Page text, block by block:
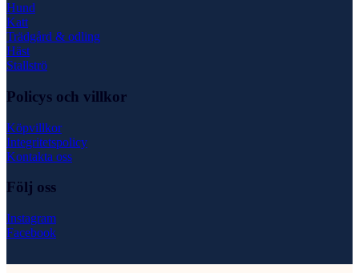
Hund
Katt
Trädgård & odling
Häst
Stallströ
Policys och villkor
Köpvillkor
Integritetspolicy
Kontakta oss
Följ oss
Instagram
Facebook